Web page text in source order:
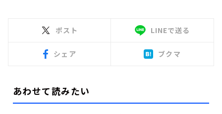
ポスト LINEで送る
シェア ブクマ
あわせて読みたい